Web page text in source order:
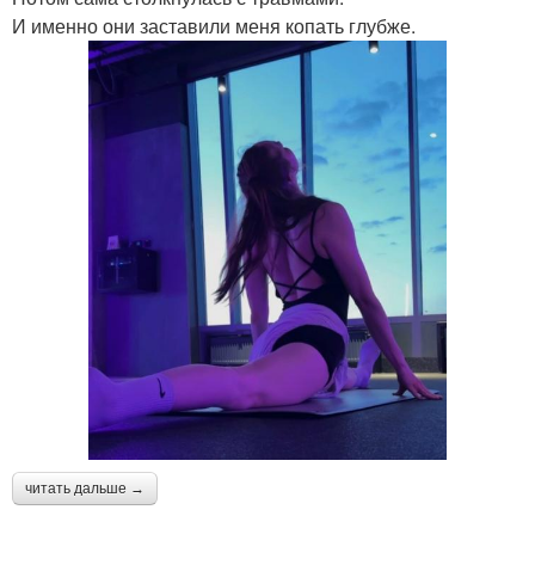
И именно они заставили меня копать глубже.
читать дальше →